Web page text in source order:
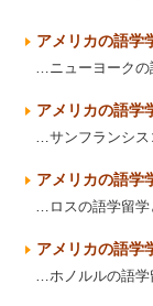
アメリカの語学
…ニューヨークの
アメリカの語学
…サンフランシス
アメリカの語学
…ロスの語学留学
アメリカの語学
…ホノルルの語学